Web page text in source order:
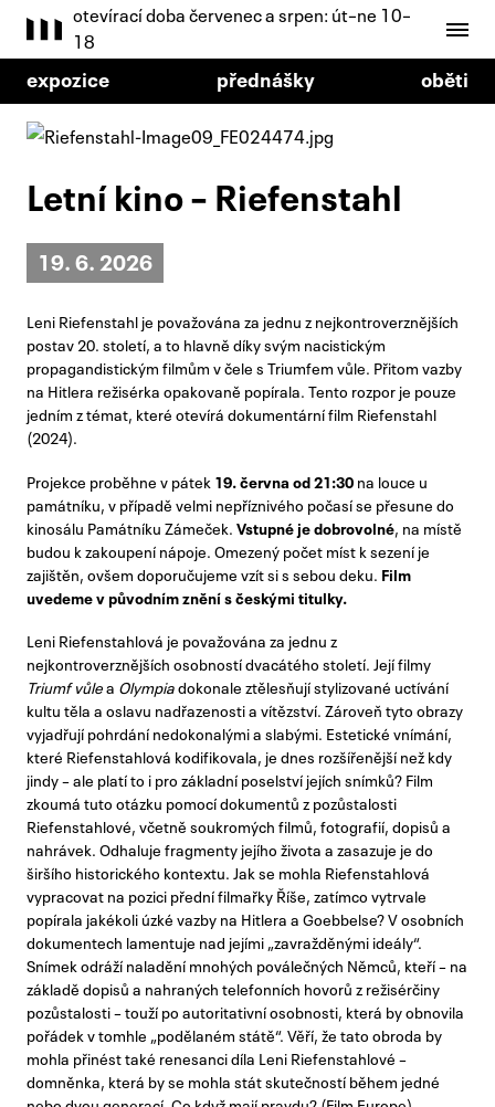
otevírací doba červenec a srpen: út–ne 10–
18
expozice přednášky oběti
Letní kino – Riefenstahl
19. 6. 2026
Leni Riefenstahl je považována za jednu z nejkontroverznějších
postav 20. století, a to hlavně díky svým nacistickým
propagandistickým filmům v čele s Triumfem vůle. Přitom vazby
na Hitlera režisérka opakovaně popírala. Tento rozpor je pouze
jedním z témat, které otevírá dokumentární film Riefenstahl
(2024).
Projekce proběhne v pátek 19. června od 21:30 na louce u
památníku, v případě velmi nepříznivého počasí se přesune do
kinosálu Památníku Zámeček. Vstupné je dobrovolné , na místě
budou k zakoupení nápoje. Omezený počet míst k sezení je
zajištěn, ovšem doporučujeme vzít si s sebou deku. Film
uvedeme v původním znění s českými titulky.
Leni Riefenstahlová je považována za jednu z
nejkontroverznějších osobností dvacátého století. Její filmy
Triumf vůlea Olympiadokonale ztělesňují stylizované uctívání
kultu těla a oslavu nadřazenosti a vítězství. Zároveň tyto obrazy
vyjadřují pohrdání nedokonalými a slabými. Estetické vnímání,
které Riefenstahlová kodifikovala, je dnes rozšířenější než kdy
jindy – ale platí to i pro základní poselství jejích snímků? Film
zkoumá tuto otázku pomocí dokumentů z pozůstalosti
Riefenstahlové, včetně soukromých filmů, fotografií, dopisů a
nahrávek. Odhaluje fragmenty jejího života a zasazuje je do
širšího historického kontextu. Jak se mohla Riefenstahlová
vypracovat na pozici přední filmařky Říše, zatímco vytrvale
popírala jakékoli úzké vazby na Hitlera a Goebbelse? V osobních
dokumentech lamentuje nad jejími „zavražděnými ideály“.
Snímek odráží naladění mnohých poválečných Němců, kteří – na
základě dopisů a nahraných telefonních hovorů z režisérčiny
pozůstalosti – touží po autoritativní osobnosti, která by obnovila
pořádek v tomhle „podělaném státě“. Věří, že tato obroda by
mohla přinést také renesanci díla Leni Riefenstahlové –
domněnka, která by se mohla stát skutečností během jedné